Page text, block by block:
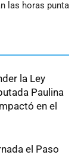
las horas punta
la Ley
Paulina
en el
el Paso